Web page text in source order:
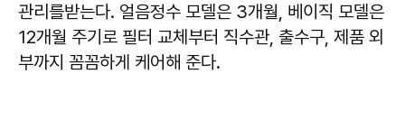
관리를받는다. 얼음정수 모델은 3개월, 베이직 모델은
12개월 주기로 필터 교체부터 직수관, 출수구, 제품 외
부까지 꼼꼼하게 케어해 준다.